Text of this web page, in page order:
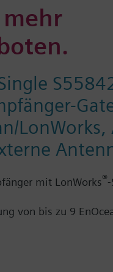
LonWorks,
mit LonWorks®
von bis zu 9
und